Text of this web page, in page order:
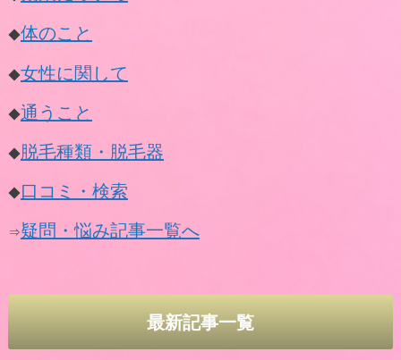
◆体のこと
◆女性に関して
◆通うこと
◆脱毛種類・脱毛器
◆口コミ・検索
⇒疑問・悩み記事一覧へ
最新記事一覧